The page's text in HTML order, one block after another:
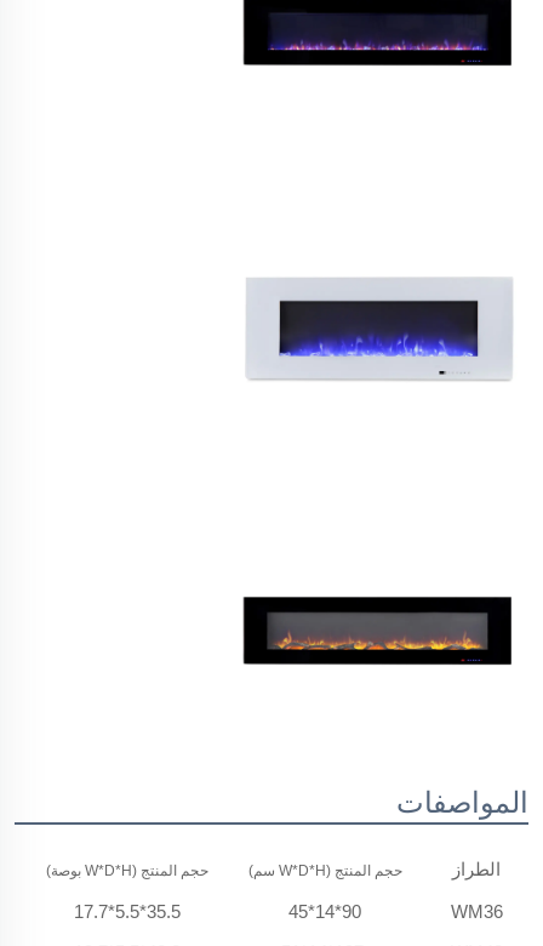
المواصفات
الطراز حجم المنتج (W*D*H سم) حجم المنتج (W*D*H بوصة)
WM36
90*14*45
35.5*5.5*17.7